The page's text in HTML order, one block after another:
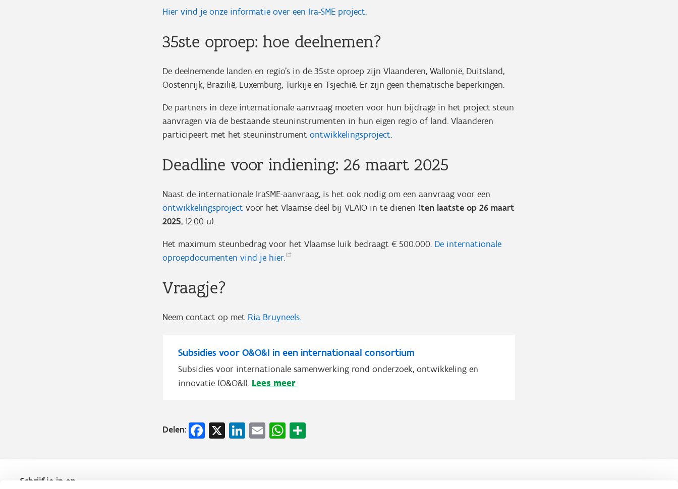
Hier vind je onze informatie over een Ira-SME project.
35ste oproep: hoe deelnemen?
De deelnemende landen en regio’s in de 35ste oproep zijn Vlaanderen, Wallonië, Duitsland,
Oostenrijk, Brazilië, Luxemburg, Turkije en Tsjechië. Er zijn geen thematische beperkingen.
De partners in deze internationale aanvraag moeten voor hun bijdrage in het project steun
aanvragen via de bestaande steuninstrumenten in hun eigen regio of land. Vlaanderen
participeert met het steuninstrumentontwikkelingsproject.
Deadline voor indiening: 26 maart 2025
Naast de internationale IraSME-aanvraag, is het ook nodig om een aanvraag voor een
ontwikkelingsproject voor het Vlaamse deel bij VLAIO in te dienen (ten laatste op 26 maart
2025, 12.00 u).
Het maximum steunbedrag voor het Vlaamse luik bedraagt € 500.000. De internationale
oproepdocumenten vind je hier.
Vraagje?
Neem contact op met Ria Bruyneels.
Subsidies voor O&O&I in een internationaal consortium
Subsidies voor internationale samenwerking rond onderzoek, ontwikkeling en
innovatie (O&O&I). Lees meer
Delen: Facebook
X LinkedIn
EmailWhatsApp
Schrijf je in op